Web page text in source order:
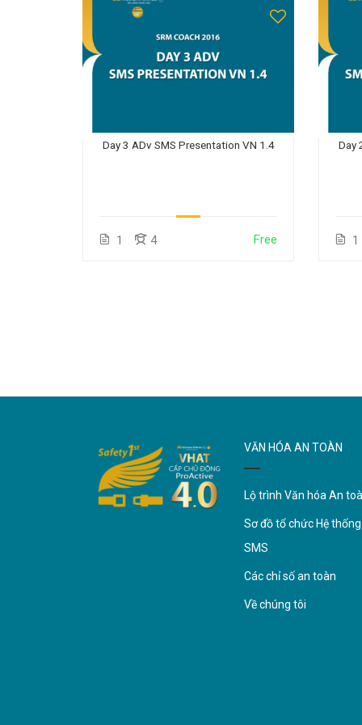
Day 3 ADv SMS Presentation VN 1.4
1 4 Free
Day
1
VĂN HÓA AN TOÀN
Lộ trình Văn hóa An
Sơ đồ tổ chức Hệ thống
SMS
Các chỉ số an toàn
Về chúng tôi